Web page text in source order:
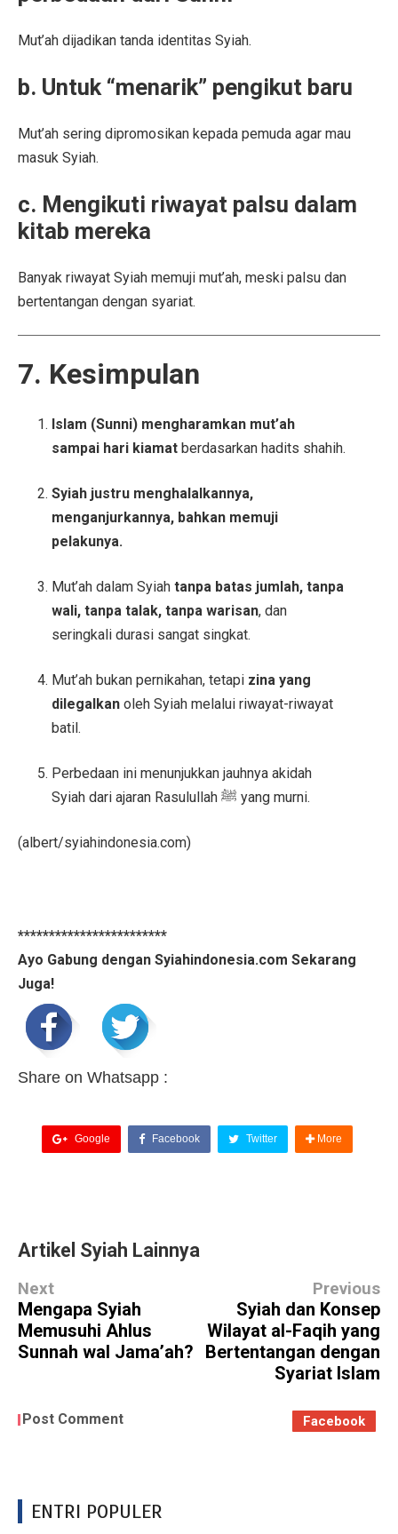
Mut’ah dijadikan tanda identitas Syiah.
b. Untuk “menarik” pengikut baru
Mut’ah sering dipromosikan kepada pemuda agar mau
masuk Syiah.
c. Mengikuti riwayat palsu dalam
kitab mereka
Banyak riwayat Syiah memuji mut’ah, meski palsu dan
bertentangan dengan syariat.
7. Kesimpulan
Islam (Sunni) mengharamkan mut’ah
sampai hari kiamat berdasarkan hadits shahih.
Syiah justru menghalalkannya,
menganjurkannya, bahkan memuji
pelakunya.
Mut’ah dalam Syiahtanpa batas jumlah, tanpa
wali, tanpa talak, tanpa warisan, dan
seringkali durasi sangat singkat.
Mut’ah bukan pernikahan, tetapi zina yang
dilegalkan oleh Syiah melalui riwayat-riwayat
batil.
Perbedaan ini menunjukkan jauhnya akidah
Syiah dari ajaran Rasulullah ﷺ yang murni.
(albert/syiahindonesia.com)
************************
Ayo Gabung dengan Syiahindonesia.com Sekarang
Juga!
Share on Whatsapp :
Google Facebook Twitter More
Artikel Syiah Lainnya
Next
Mengapa Syiah
Memusuhi Ahlus
Sunnah wal Jama’ah?
Previous
Syiah dan Konsep
Wilayat al-Faqih yang
Bertentangan dengan
Syariat Islam
Post Comment Facebook
ENTRI POPULER